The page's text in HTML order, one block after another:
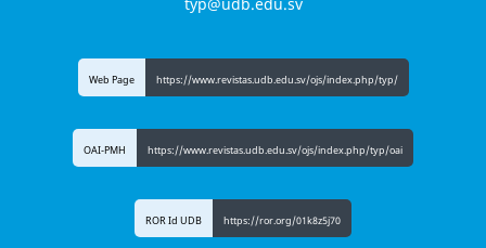
typ@udb.edu.sv
Web Page https://www.revistas.udb.edu.sv/ojs/index.php/typ/
OAI-PMH https://www.revistas.udb.edu.sv/ojs/index.php/typ/oai
ROR Id UDB https://ror.org/01k8z5j70